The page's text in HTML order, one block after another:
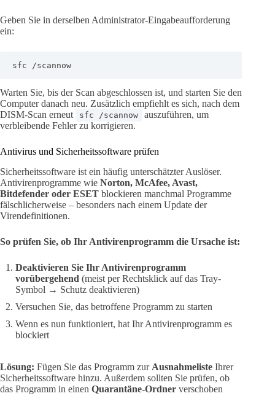
Geben Sie in derselben Administrator-Eingabeaufforderung
ein:
sfc /scannow
Warten Sie, bis der Scan abgeschlossen ist, und starten Sie den
Computer danach neu. Zusätzlich empfiehlt es sich, nach dem
DISM-Scan erneut
sfc /scannow
auszuführen, um
verbleibende Fehler zu korrigieren.
Antivirus und Sicherheitssoftware prüfen
Sicherheitssoftware ist ein häufig unterschätzter Auslöser.
Antivirenprogramme wie Norton, McAfee, Avast,
Bitdefender oder ESET blockieren manchmal Programme
fälschlicherweise – besonders nach einem Update der
Virendefinitionen.
So prüfen Sie, ob Ihr Antivirenprogramm die Ursache ist:
Deaktivieren Sie Ihr Antivirenprogramm
vorübergehend (meist per Rechtsklick auf das Tray-
Symbol → Schutz deaktivieren)
Versuchen Sie, das betroffene Programm zu starten
Wenn es nun funktioniert, hat Ihr Antivirenprogramm es
blockiert
Lösung: Fügen Sie das Programm zur Ausnahmeliste Ihrer
Sicherheitssoftware hinzu. Außerdem sollten Sie prüfen, ob
das Programm in einen Quarantäne-Ordner verschoben